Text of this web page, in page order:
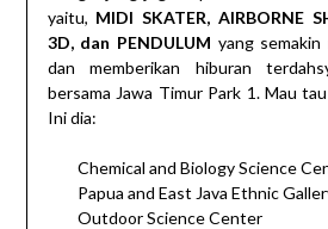
yaitu, MIDI SKATER, AIRBORNE
3D, dan PENDULUM yang semakin
dan memberikan hiburan
bersama Jawa Timur Park 1. Mau
Ini dia:
Chemical and Biology Science
Papua and East Java Ethnic
Outdoor Science Center